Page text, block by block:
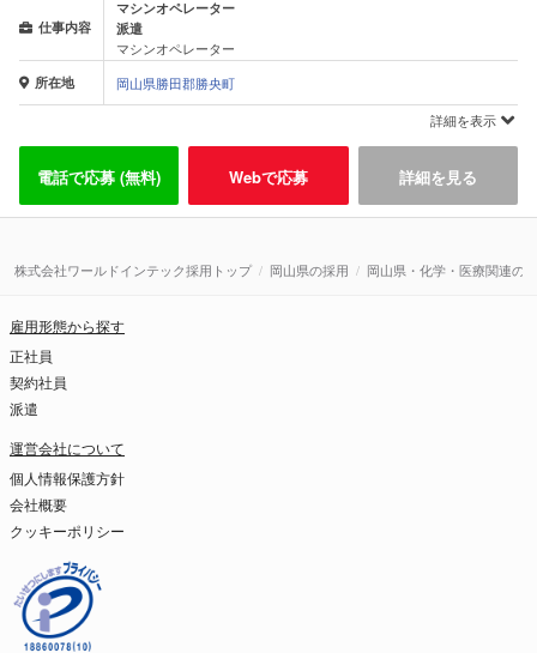
仕事内容
マシンオペレーター
派遣
マシンオペレーター
所在地
岡山県勝田郡勝央町
詳細を表示
電話で応募 (無料) Webで応募 詳細を見る
株式会社ワールドインテック採用トップ 岡山県の採用 岡山県・化学・医療関連の
雇用形態から探す
正社員
契約社員
派遣
運営会社について
個人情報保護方針
会社概要
クッキーポリシー